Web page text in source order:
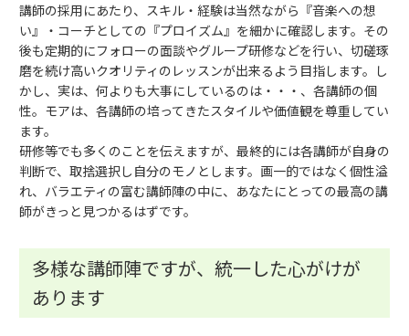
講師の採用にあたり、スキル・経験は当然ながら『音楽への想
い』・コーチとしての『プロイズム』を細かに確認します。その
後も定期的にフォローの面談やグループ研修などを行い、切磋琢
磨を続け高いクオリティのレッスンが出来るよう目指します。し
かし、実は、何よりも大事にしているのは・・・、各講師の個
性。モアは、各講師の培ってきたスタイルや価値観を尊重してい
ます。
研修等でも多くのことを伝えますが、最終的には各講師が自身の
判断で、取捨選択し自分のモノとします。画一的ではなく個性溢
れ、バラエティの富む講師陣の中に、あなたにとっての最高の講
師がきっと見つかるはずです。
多様な講師陣ですが、統一した心がけが
あります